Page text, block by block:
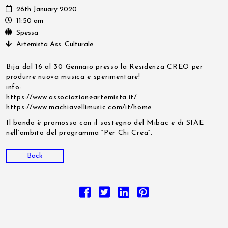
26th January 2020
11:50 am
Spessa
Artemista Ass. Culturale
Bija dal 16 al 30 Gennaio presso la Residenza CREO per
produrre nuova musica e sperimentare!
info:
https://www.associazioneartemista.it/
https://www.machiavellimusic.com/it/home
Il bando è promosso con il sostegno del Mibac e di SIAE
nell’ambito del programma “Per Chi Crea”.
Back